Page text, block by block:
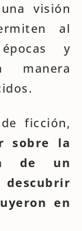
visión
al
y
ficción,
sobre la
de un
en